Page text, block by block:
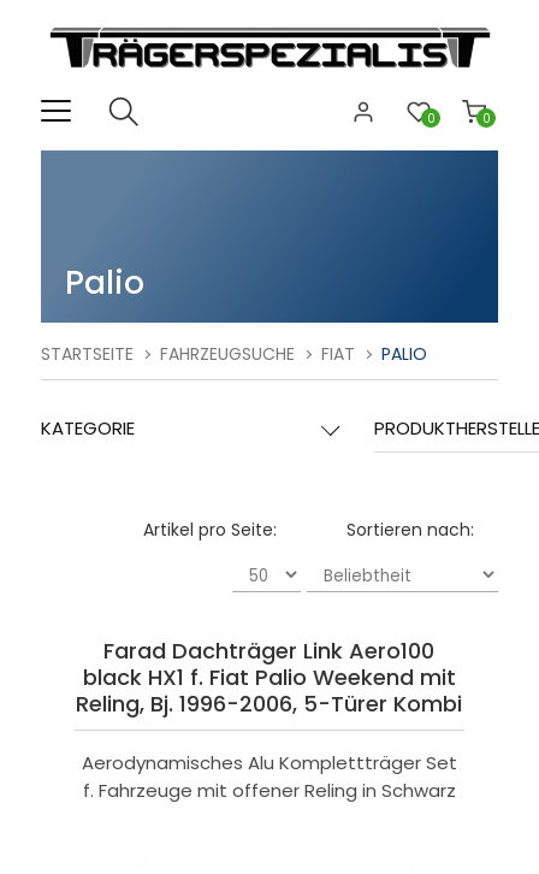
0
0
Palio
STARTSEITE FAHRZEUGSUCHE FIAT PALIO
KATEGORIE
Sortieren nach:
Artikel pro Seite:
Farad Dachträger Link Aero100
black HX1 f. Fiat Palio Weekend mit
Reling, Bj. 1996-2006, 5-Türer Kombi
Aerodynamisches Alu Komplettträger Set
f. Fahrzeuge mit offener Reling in Schwarz